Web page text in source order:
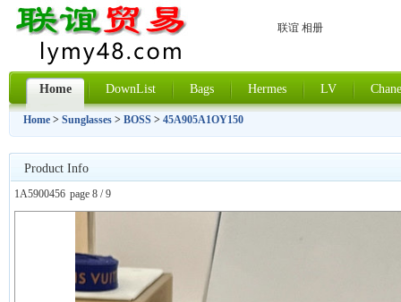
联谊 相册
Home DownList Bags Hermes LV
Home > Sunglasses > BOSS > 45A905A1OY150
Product Info
1A5900456 page 8 / 9